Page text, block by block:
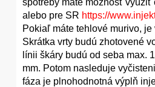
spotreby máte možnosť
alebo pre SR https://
Pokiaľ máte tehlové murivo,
Skrátka vrty budú zhotovené
línii škáry budú od seba max.
mm. Potom nasleduje
fáza je plnohodnotná výplň